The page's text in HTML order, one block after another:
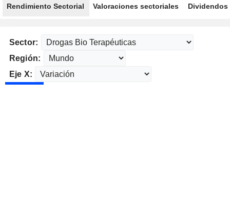
Rendimiento Sectorial Valoraciones sectoriales
Sector:
Región:
Eje X: